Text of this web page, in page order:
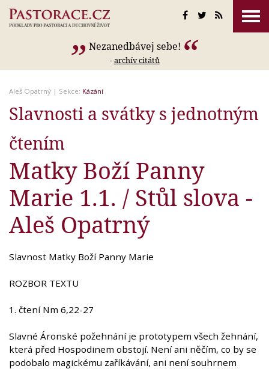
Nezanedbávej sebe!
-archív citátů
Aleš Opatrný | Sekce: Kázání
Slavnosti a svátky s jednotným
čtením
Matky Boží Panny
Marie 1.1. / Stůl slova -
Aleš Opatrný
Slavnost Matky Boží Panny Marie
ROZBOR TEXTU
1. čtení Nm 6,22-27
Slavné Áronské požehnání je prototypem všech žehnání,
která před Hospodinem obstojí. Není ani něčím, co by se
podobalo magickému zaříkávání, ani není souhrnem